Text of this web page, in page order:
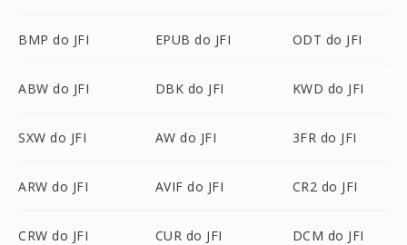
BMP do JFI EPUB do JFI ODT do JFI
ABW do JFI DBK do JFI KWD do JFI
SXW do JFI AW do JFI 3FR do JFI
ARW do JFI AVIF do JFI CR2 do JFI
CRW do JFI CUR do JFI DCM do JFI